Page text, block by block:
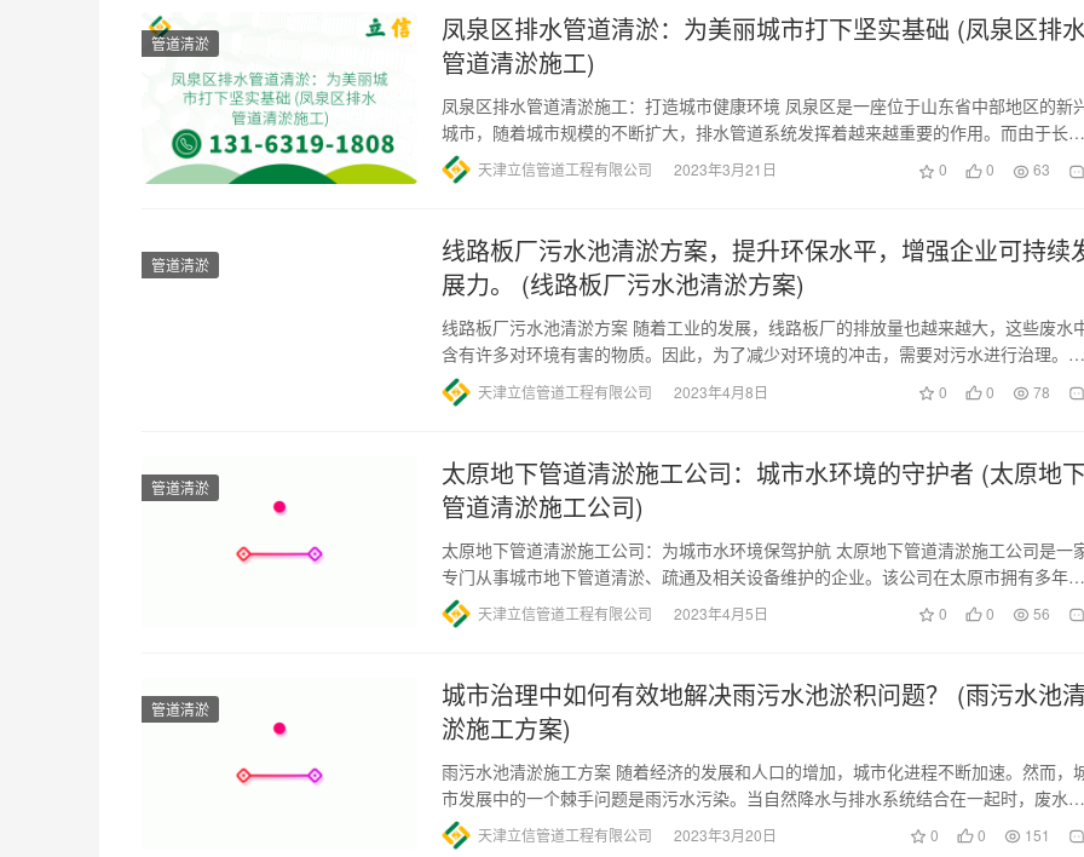
管道清淤
凤泉区排水管道清淤：为美丽城市打下坚实基础 (凤泉区排
管道清淤施工)
凤泉区排水管道清淤施工：打造城市健康环境 凤泉区是一座位于山东省中部地区的新
城市，随着城市规模的不断扩大，排水管道系统发挥着越来越重要的作用。而由于长期
遭受人为排放垃圾和污水的侵…
天津立信管道工程有限公司 2023年3月21日 0 0 63
管道清淤
线路板厂污水池清淤方案，提升环保水平，增强企业可持续
展力。 (线路板厂污水池清淤方案)
线路板厂污水池清淤方案 随着工业的发展，线路板厂的排放量也越来越大，这些废水
含有许多对环境有害的物质。因此，为了减少对环境的冲击，需要对污水进行治理。其
中，针对污水池的清淤方案是…
天津立信管道工程有限公司 2023年4月8日 0 0 78
管道清淤
太原地下管道清淤施工公司：城市水环境的守护者 (太原地下
管道清淤施工公司)
太原地下管道清淤施工公司：为城市水环境保驾护航 太原地下管道清淤施工公司是一
专门从事城市地下管道清淤、疏通及相关设备维护的企业。该公司在太原市拥有多年的
管道清淤经验和专业的技术团…
天津立信管道工程有限公司 2023年4月5日 0 0 56
管道清淤
城市治理中如何有效地解决雨污水池淤积问题？ (雨污水池清
淤施工方案)
雨污水池清淤施工方案 随着经济的发展和人口的增加，城市化进程不断加速。然而，
市发展中的一个棘手问题是雨污水污染。当自然降水与排水系统结合在一起时，废水，
包括污水和雨水，被输送到污…
天津立信管道工程有限公司 2023年3月20日 0 0 151